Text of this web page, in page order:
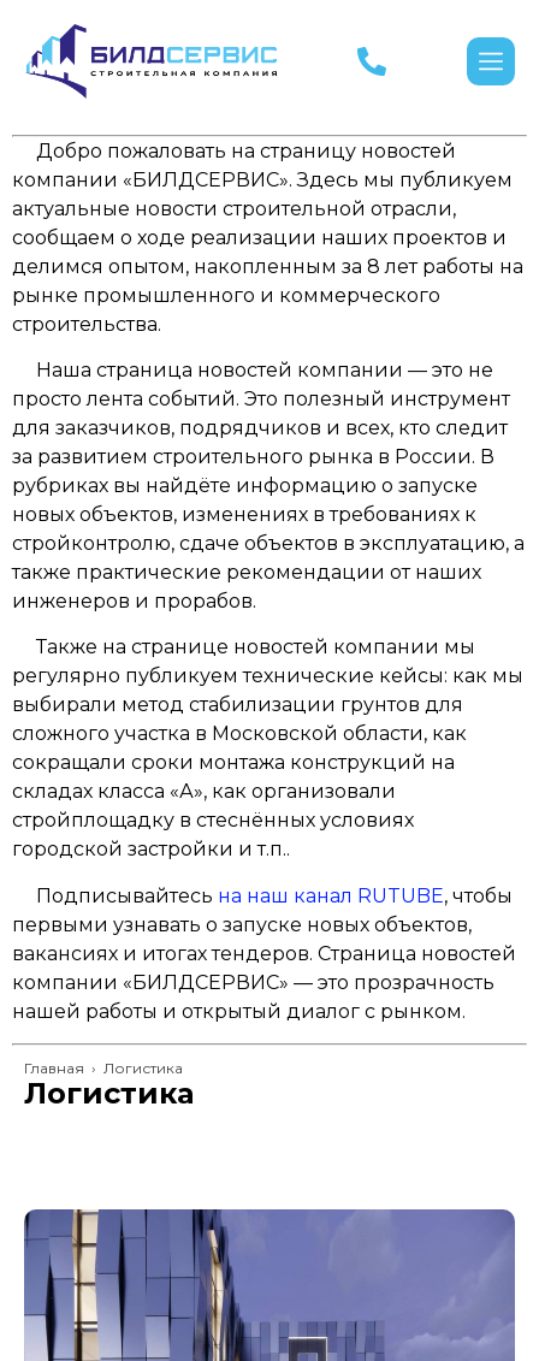
Добро пожаловать на страницу новостей
компании «БИЛДСЕРВИС». Здесь мы публикуем
актуальные новости строительной отрасли,
сообщаем о ходе реализации наших проектов и
делимся опытом, накопленным за 8 лет работы на
рынке промышленного и коммерческого
строительства.
Наша страница новостей компании — это не
просто лента событий. Это полезный инструмент
для заказчиков, подрядчиков и всех, кто следит
за развитием строительного рынка в России. В
рубриках вы найдёте информацию о запуске
новых объектов, изменениях в требованиях к
стройконтролю, сдаче объектов в эксплуатацию, а
также практические рекомендации от наших
инженеров и прорабов.
Также на странице новостей компании мы
регулярно публикуем технические кейсы: как мы
выбирали метод стабилизации грунтов для
сложного участка в Московской области, как
сокращали сроки монтажа конструкций на
складах класса «А», как организовали
стройплощадку в стеснённых условиях
городской застройки и т.п..
Подписывайтесь на наш канал RUTUBE, чтобы
первыми узнавать о запуске новых объектов,
вакансиях и итогах тендеров. Страница новостей
компании «БИЛДСЕРВИС» — это прозрачность
нашей работы и открытый диалог с рынком.
Главная › Логистика
Логистика